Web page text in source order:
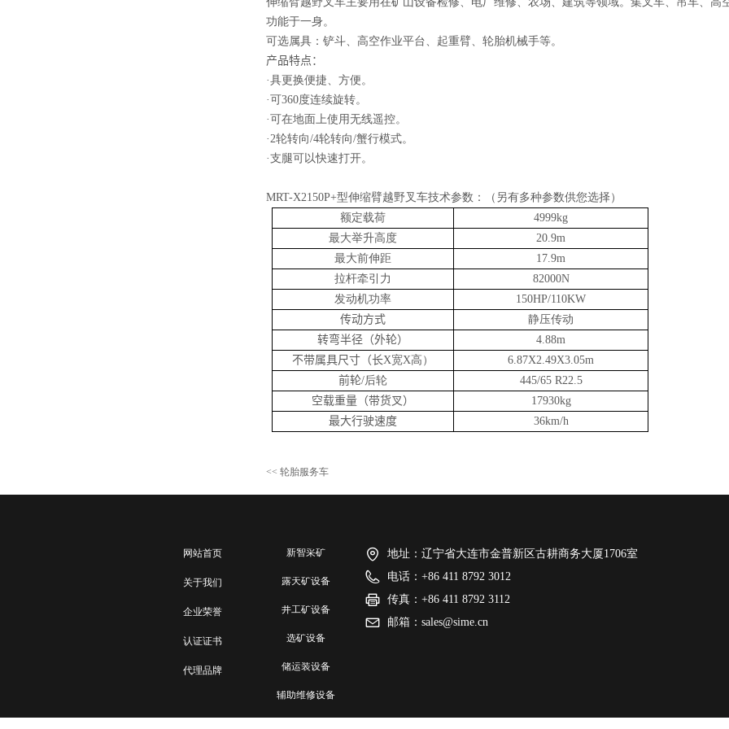
功能于一身。
可选属具：铲斗、高空作业平台、起重臂、轮胎机械手等。
产品特点：
·具更换便捷、方便。
·可360度连续旋转。
·可在地面上使用无线遥控。
·2轮转向/4轮转向/蟹行模式。
·支腿可以快速打开。
MRT-X2150P+型伸缩臂越野叉车技术参数：
（另有多种参数供您选择）
额定载荷
4999kg
最大举升高度
20.9m
最大前伸距
17.9m
拉杆牵引力
82000N
发动机功率
150HP/110KW
传动方式
静压传动
转弯半径（外轮）
4.88m
不带属具尺寸（长X宽X高）
6.87X2.49X3.05m
前轮/后轮
445/65 R22.5
空载重量（带货叉）
17930kg
最大行驶速度
36km/h
<< 轮胎服务车
地址： 辽宁省大连市金普新区古耕商务大厦1706室
电话： +86 411 8792 3012
传真： +86 411 8792 3112
邮箱： sales@sime.cn
网站首页
网站首页
关于我们
关于我们
企业荣誉
企业荣誉
认证证书
认证证书
代理品牌
新智采矿
露天矿设备
井工矿设备
选矿设备
储运装设备
辅助维修设备